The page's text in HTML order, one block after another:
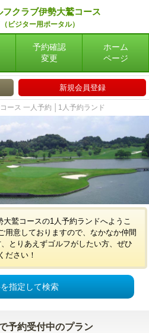
クラブ伊勢大鷲コース
ビジター用ポータル）
予約確認
変更
ホーム
ページ
新規会員登録
ース 一人予約 │1人予約ランド
鷲コースの1人予約ランドへようこ
用意しておりますので、なかなか仲間
とりあえずゴルフがしたい方、ぜひ
ださい！
指定して検索
予約受付中のプラン